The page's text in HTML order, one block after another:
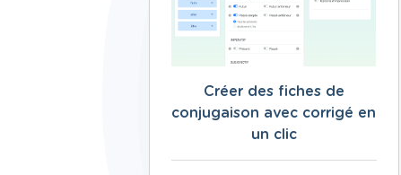
Créer des fiches de
conjugaison avec corrigé en
un clic